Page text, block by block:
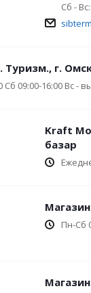
Сб -
г.
Сб 09:00-16:00 Вс -
Kraft
базар
Пн-Сб